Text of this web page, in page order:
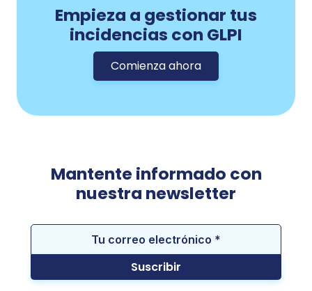
Empieza a gestionar tus
incidencias con GLPI
Comienza ahora
Mantente informado con
nuestra newsletter